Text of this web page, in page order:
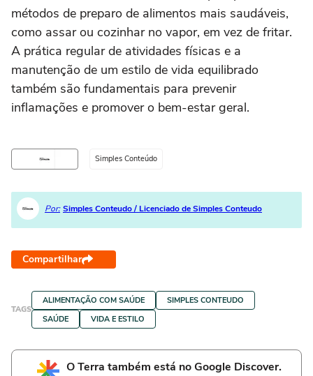
métodos de preparo de alimentos mais saudáveis,
como assar ou cozinhar no vapor, em vez de fritar.
A prática regular de atividades físicas e a
manutenção de um estilo de vida equilibrado
também são fundamentais para prevenir
inflamações e promover o bem-estar geral.
Simples Conteúdo
Por: Simples Conteudo / Licenciado de Simples Conteudo
Compartilhar
TAGS
ALIMENTAÇÃO COM SAÚDE
SIMPLES CONTEUDO
SAÚDE
VIDA E ESTILO
O Terra também está no Google Discover.